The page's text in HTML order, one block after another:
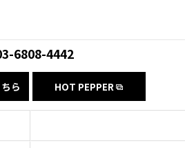
6808-4442
ら HOT PEPPER